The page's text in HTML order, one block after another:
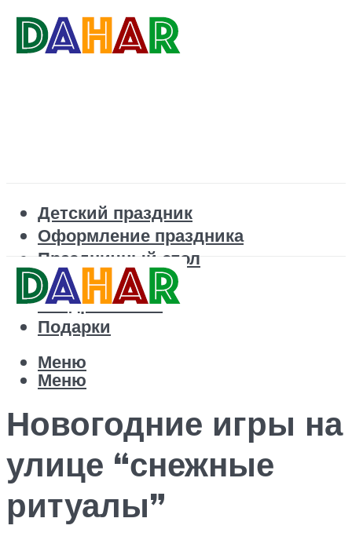
Детский праздник
Оформление праздника
Праздничный стол
Корпоратив
Поздравления
Подарки
Меню
Меню
Новогодние игры на
улице “снежные
ритуалы”